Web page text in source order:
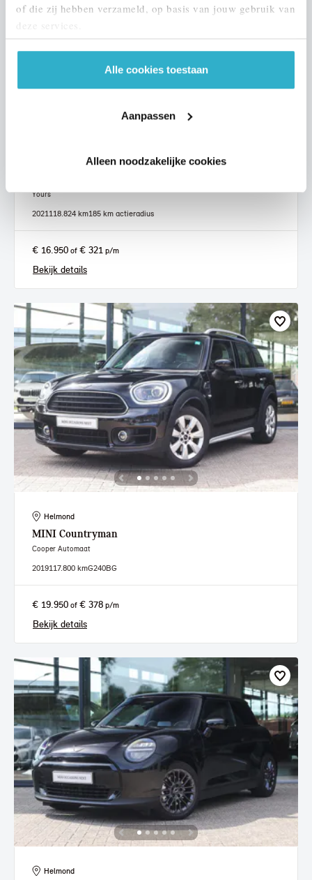
of die zij hebben verzameld, op basis van jouw gebruik van
deze services.
Alle cookies toestaan
Aanpassen
Alleen noodzakelijke cookies
Yours
2021 118.824 km185 km actieradius
€ 16.950 of € 321 p/m
Bekijk details
Helmond
MINI Countryman
Cooper Automaat
2019117.800 kmG240BG
€ 19.950 of € 378 p/m
Bekijk details
Helmond